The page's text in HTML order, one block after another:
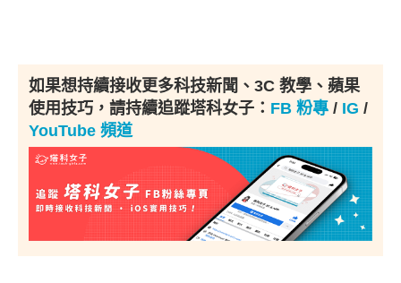
如果想持續接收更多科技新聞、3C 教學、蘋果
使用技巧，請持續追蹤塔科女子： FB 粉專 / IG /
YouTube 頻道